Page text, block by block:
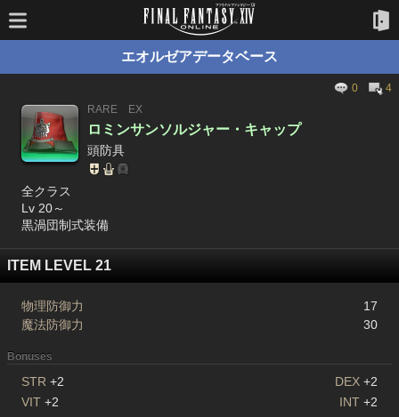
エオルゼアデータベース
0
4
RARE
EX
ロミンサンソルジャー・キャップ
頭防具
全クラス
Lv 20～
黒渦団制式装備
ITEM LEVEL 21
物理防御力
17
魔法防御力
30
Bonuses
STR +2 DEX +2
VIT +2 INT +2